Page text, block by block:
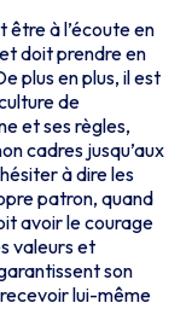
être à l’écoute en
doit prendre en
plus en plus, il est
de
et ses règles,
cadres jusqu’aux
à dire les
patron, quand
avoir le courage
valeurs et
son
lui-même